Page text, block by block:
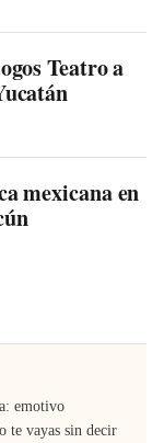
Teatro a
mexicana en
emotivo
te vayas sin decir